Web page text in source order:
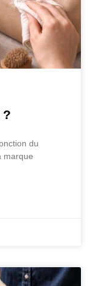
?
du
marque